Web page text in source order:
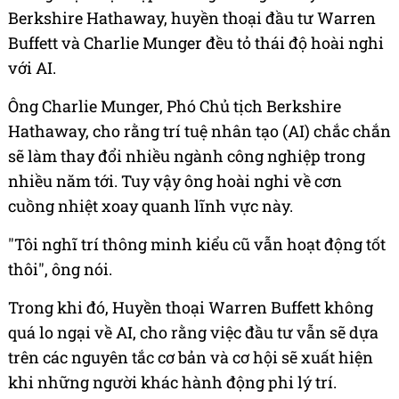
Berkshire Hathaway, huyền thoại đầu tư Warren
Buffett và Charlie Munger đều tỏ thái độ hoài nghi
với AI.
Ông Charlie Munger, Phó Chủ tịch Berkshire
Hathaway, cho rằng trí tuệ nhân tạo (AI) chắc chắn
sẽ làm thay đổi nhiều ngành công nghiệp trong
nhiều năm tới. Tuy vậy ông hoài nghi về cơn
cuồng nhiệt xoay quanh lĩnh vực này.
"Tôi nghĩ trí thông minh kiểu cũ vẫn hoạt động tốt
thôi", ông nói.
Trong khi đó, Huyền thoại Warren Buffett không
quá lo ngại về AI, cho rằng việc đầu tư vẫn sẽ dựa
trên các nguyên tắc cơ bản và cơ hội sẽ xuất hiện
khi những người khác hành động phi lý trí.